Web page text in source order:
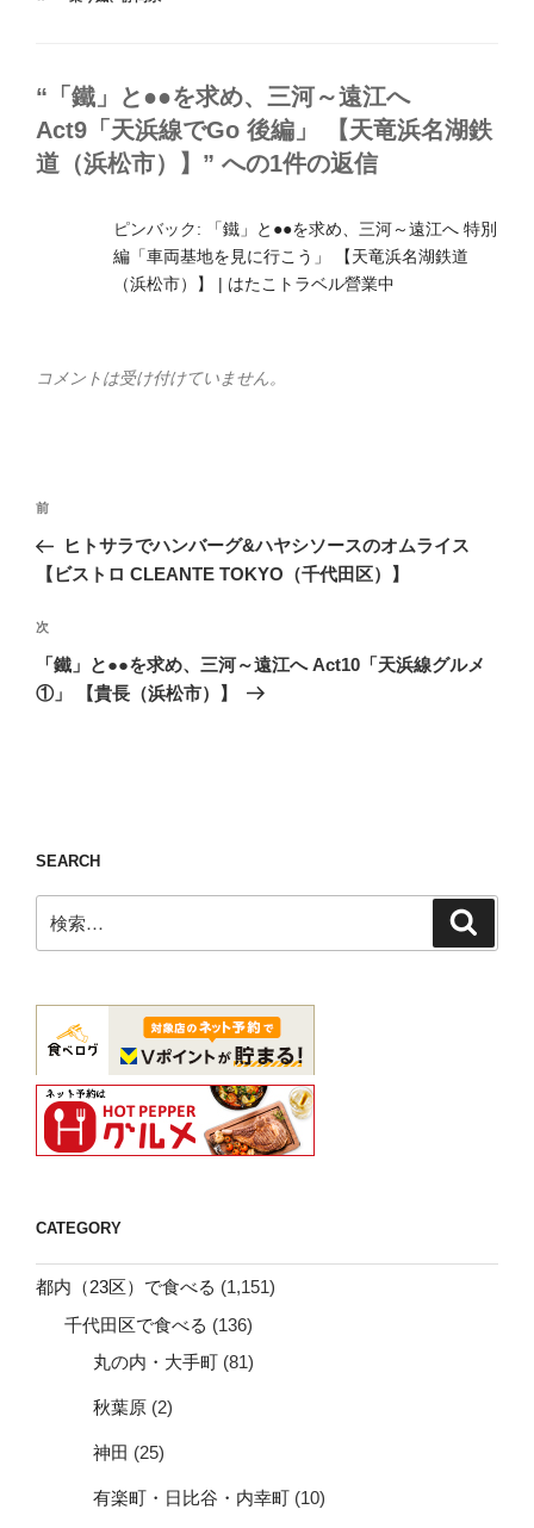
ゴ
“「鐵」と●●を求め、三河～遠江へ
Act9「天浜線でGo 後編」 【天竜浜名湖鉄
道（浜松市）】” への1件の返信
ピンバック:
「鐵」と●●を求め、三河～遠江へ 特別
編「車両基地を見に行こう」 【天竜浜名湖鉄道
（浜松市）】 | はたこトラベル營業中
コメントは受け付けていません。
投
ナ
ゲ
ー
シ
前
の
投
前
ヒトサラでハンバーグ&ハヤシソースのオムライス
【ビストロ CLEANTE TOKYO（千代田区）】
次
の
投
次
「鐵」と●●を求め、三河～遠江へ Act10「天浜線グルメ
①」 【貴長（浜松市）】
SEARCH
索:
CATEGORY
都内（23区）で食べる (1,151)
千代田区で食べる (136)
丸の内・大手町 (81)
秋葉原 (2)
神田 (25)
有楽町・日比谷・内幸町 (10)